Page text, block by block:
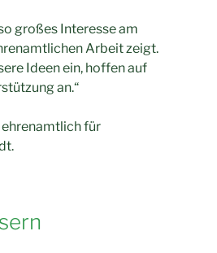
großes Interesse am
Arbeit zeigt.
Ideen ein, hoffen auf
an.“
ehrenamtlich für